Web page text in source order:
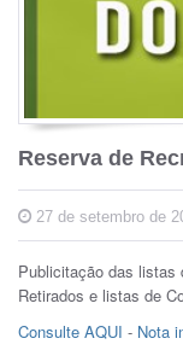
Reserva de
27 de setembro de
Publicitação das listas
Retirados e listas de
Consulte AQUI - Nota